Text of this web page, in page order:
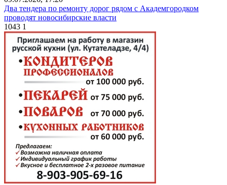
Два тендера по ремонту дорог рядом с Академгородком
проводят новосибирские власти
1043 1